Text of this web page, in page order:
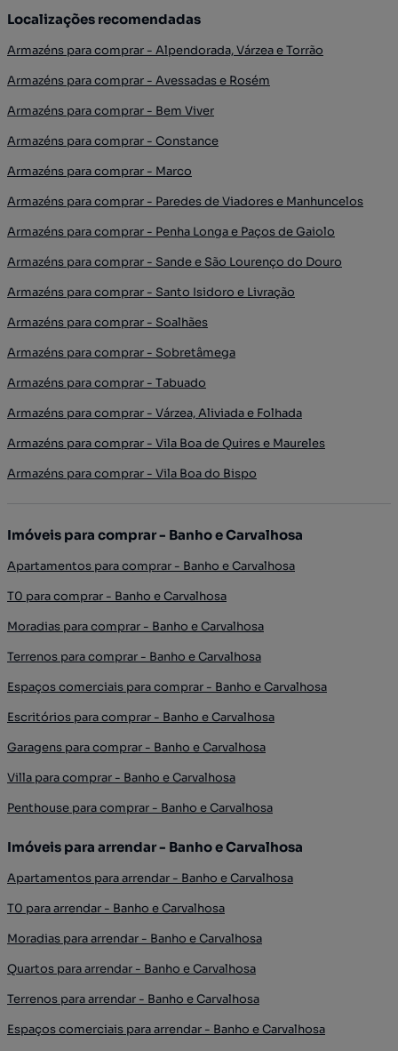
Localizações recomendadas
Armazéns para comprar - Alpendorada, Várzea e Torrão
Armazéns para comprar - Avessadas e Rosém
Armazéns para comprar - Bem Viver
Armazéns para comprar - Constance
Armazéns para comprar - Marco
Armazéns para comprar - Paredes de Viadores e Manhuncelos
Armazéns para comprar - Penha Longa e Paços de Gaiolo
Armazéns para comprar - Sande e São Lourenço do Douro
Armazéns para comprar - Santo Isidoro e Livração
Armazéns para comprar - Soalhães
Armazéns para comprar - Sobretâmega
Armazéns para comprar - Tabuado
Armazéns para comprar - Várzea, Aliviada e Folhada
Armazéns para comprar - Vila Boa de Quires e Maureles
Armazéns para comprar - Vila Boa do Bispo
Imóveis para comprar - Banho e Carvalhosa
Apartamentos para comprar - Banho e Carvalhosa
T0 para comprar - Banho e Carvalhosa
Moradias para comprar - Banho e Carvalhosa
Terrenos para comprar - Banho e Carvalhosa
Espaços comerciais para comprar - Banho e Carvalhosa
Escritórios para comprar - Banho e Carvalhosa
Garagens para comprar - Banho e Carvalhosa
Villa para comprar - Banho e Carvalhosa
Penthouse para comprar - Banho e Carvalhosa
Imóveis para arrendar - Banho e Carvalhosa
Apartamentos para arrendar - Banho e Carvalhosa
T0 para arrendar - Banho e Carvalhosa
Moradias para arrendar - Banho e Carvalhosa
Quartos para arrendar - Banho e Carvalhosa
Terrenos para arrendar - Banho e Carvalhosa
Espaços comerciais para arrendar - Banho e Carvalhosa